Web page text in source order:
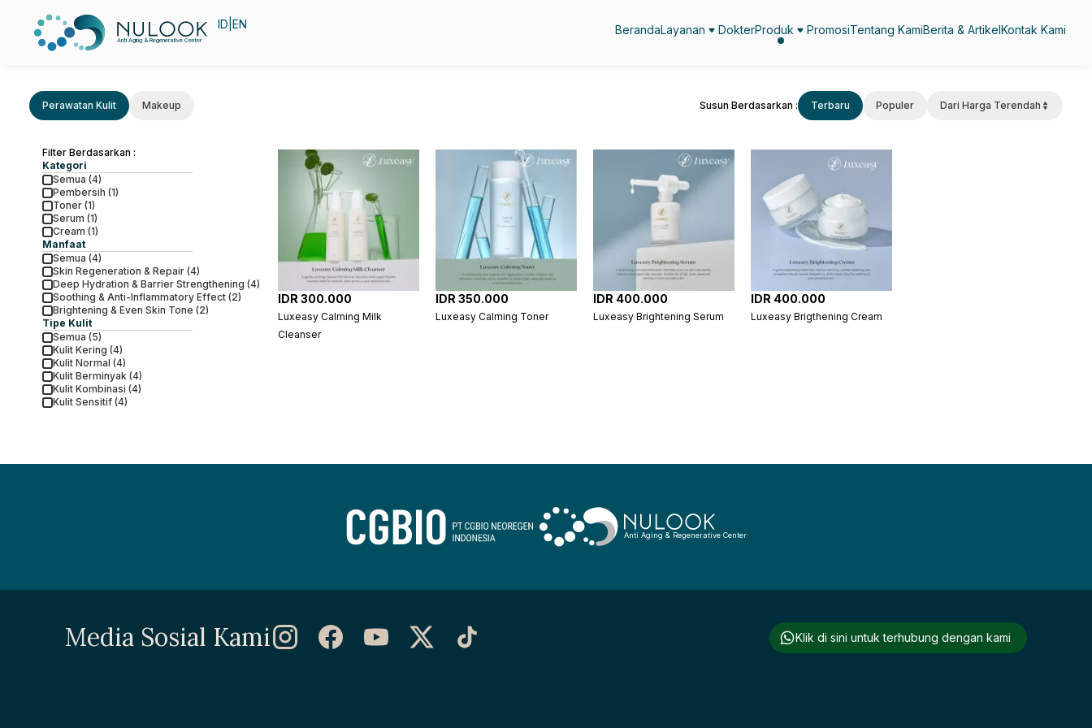
Anti Aging & Regenerative Center
ID EN BerandaLayanan DokterProduk PromosiTentang KamiBerita & ArtikelKontak Kami
Perawatan Kulit Makeup Susun Berdasarkan : Terbaru Populer Dari Harga Terendah
Filter Berdasarkan :
Kategori
Semua (4)
Pembersih (1)
Toner (1)
Serum (1)
Cream (1)
Manfaat
Semua (4)
Skin Regeneration & Repair (4)
Deep Hydration & Barrier Strengthening (4)
Soothing & Anti-Inflammatory Effect (2)
Brightening & Even Skin Tone (2)
Tipe Kulit
Semua (5)
Kulit Kering (4)
Kulit Normal (4)
Kulit Berminyak (4)
Kulit Kombinasi (4)
Kulit Sensitif (4)
IDR 300.000
Luxeasy Calming Milk
Cleanser
IDR 350.000
Luxeasy Calming Toner
IDR 400.000
Luxeasy Brightening Serum
IDR 400.000
Luxeasy Brigthening Cream
Anti Aging & Regenerative Center
Media Sosial Kami Klik di sini untuk terhubung dengan kami